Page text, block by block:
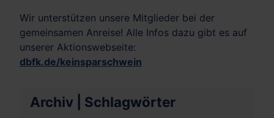
Wir unterstützen unsere Mitglieder bei der
gemeinsamen Anreise! Alle Infos dazu gibt es auf
unserer Aktionswebseite:
dbfk.de/keinsparschwein
Archiv | Schlagwörter